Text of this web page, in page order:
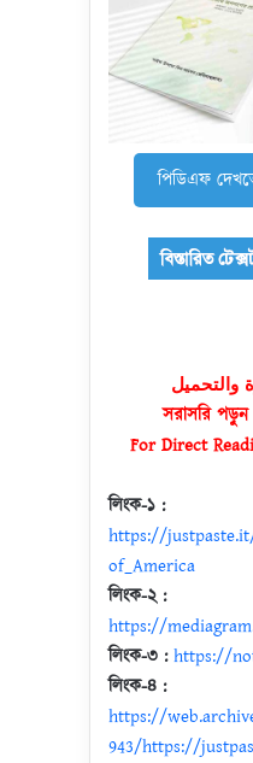
পিডিএফ
والتحميل
সরাসরি
For Direct
লিংক-১ :
https://
of_America
লিংক-২ :
https://
লিংক-৩ : https://
লিংক-৪ :
https://
943/https://